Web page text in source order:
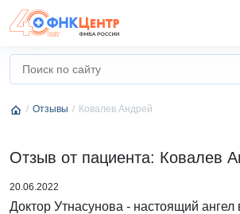
Отзывы Ковалев Андрей
Отзыв от пациента: Ковалев
20.06.2022
Доктор Утнасунова - настоящий ангел